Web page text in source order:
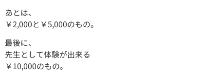
あとは、
￥2,000と￥5,000のもの。
最後に、
先生として体験が出来る
￥10,000のもの。